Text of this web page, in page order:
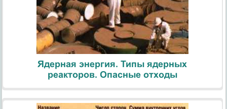
Ядерная энергия. Типы ядерных
реакторов. Опасные отходы